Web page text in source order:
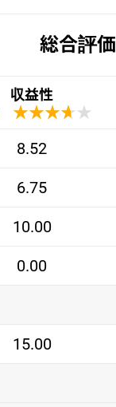
総合評価
収益性
★★★★★
★★★★★
8.52
6.75
10.00
0.00
15.00